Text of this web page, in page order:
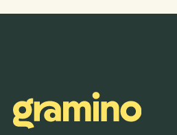
Anonym,před 7 dny